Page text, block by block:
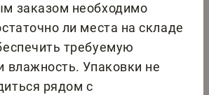
заказом необходимо
ли места на складе
требуемую
влажность. Упаковки не
рядом с